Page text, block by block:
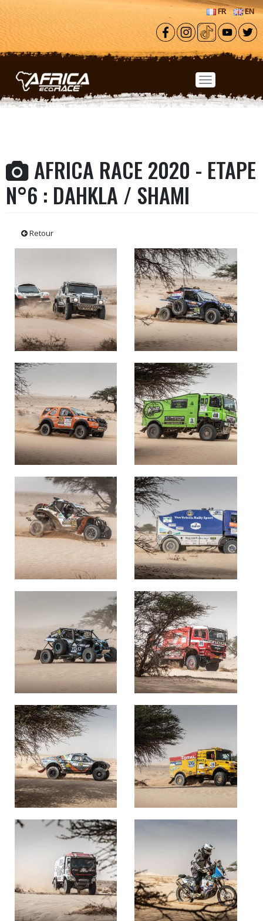
Aller au contenu principal
FR EN
AFRICA RACE 2020 - ETAPE
N°6 : DAHKLA / SHAMI
Retour